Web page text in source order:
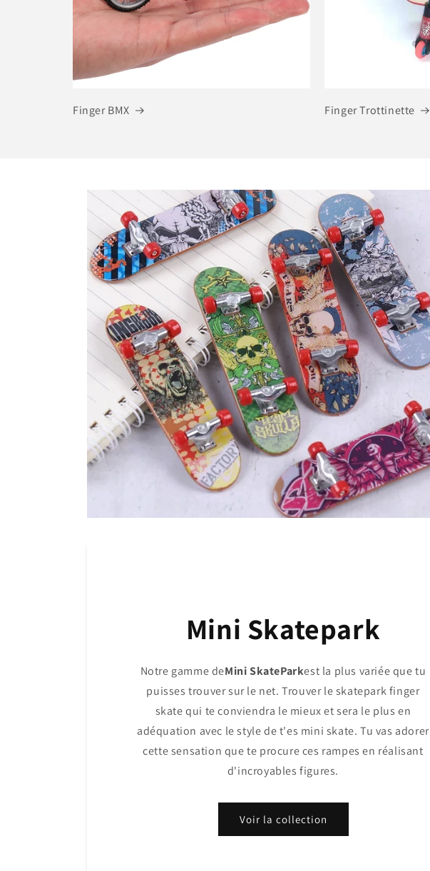
Finger BMX Finger Trottinette
Mini Skatepark
Notre gamme deMini SkateParkest la plus variée que tu
puisses trouver sur le net. Trouver le skatepark finger
skate qui te conviendra le mieux et sera le plus en
adéquation avec le style de t'es mini skate. Tu vas adorer
cette sensation que te procure ces rampes en réalisant
d'incroyables figures.
Voir la collection